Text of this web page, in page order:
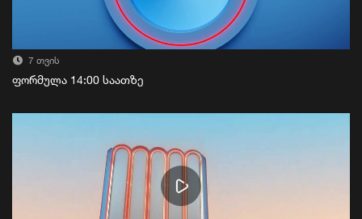
7 თვის
ფორმულა 14:00 საათზე